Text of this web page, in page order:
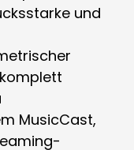
und
MusicCast,